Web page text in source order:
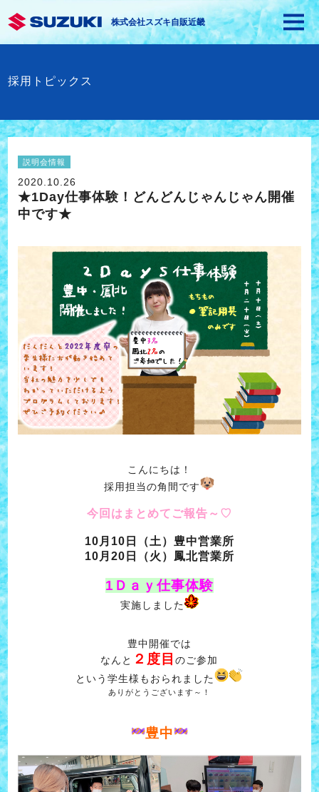
株式会社スズキ自販近畿
採用トピックス
説明会情報
2020.10.26
★1Day仕事体験！どんどんじゃんじゃん開催
中です★
こんにちは！
採用担当の角間です
今回はまとめてご報告～♡
10月10日（土）豊中営業所
10月20日（火）鳳北営業所
1Ｄａｙ仕事体験
実施しました
豊中開催では
なんと ２度目のご参加
という学生様もおられました
ありがとうございます～！
豊中